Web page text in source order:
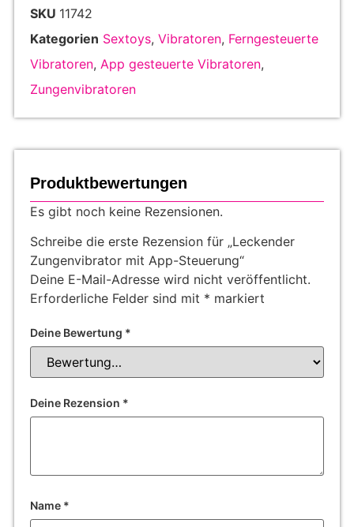
SKU 11742
Kategorien Sextoys, Vibratoren, Ferngesteuerte
Vibratoren, App gesteuerte Vibratoren,
Zungenvibratoren
Produktbewertungen
Es gibt noch keine Rezensionen.
Schreibe die erste Rezension für „Leckender
Zungenvibrator mit App-Steuerung“
Deine E-Mail-Adresse wird nicht veröffentlicht.
Erforderliche Felder sind mit * markiert
Deine Bewertung *
Deine Rezension *
Name *